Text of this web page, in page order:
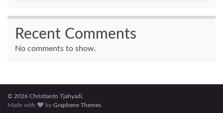
Recent Comments
No comments to show.
© 2026 Christianto Tjahyadi.
Made with
byGraphene Themes